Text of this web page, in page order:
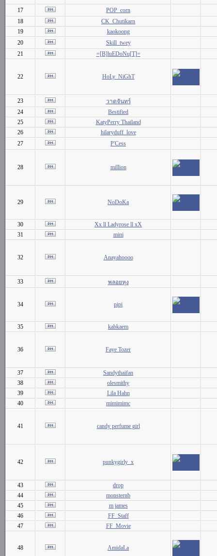
17
POP_corn
18
CK_Chutikarn
19
kaokoong
20
Skill_twey
21
=[B]luEDoNu[T]=
22 HoLy_NiGhT
23
วาดจันทร์
24
Bestified
25
KatyPerry Thailand
26
hilaryduff_love
27
P'Cess
28 million
29 NoDoKa
30
Xx ll Ladyrose ll xX
31
mini
32 Anayahoooo
33 พลอยหุง
34 pipi
35 kabkaem
36 Faye Tozer
37
Sandythaifan
38
olesmithy
39
Lila Hahn
40
mimimimc
41 candy perfume girl
42 punkygirly_x
43
drop
44
monsternb
45
m james
46
FF_Staff
47
FF_Movie
48 AmidaLa